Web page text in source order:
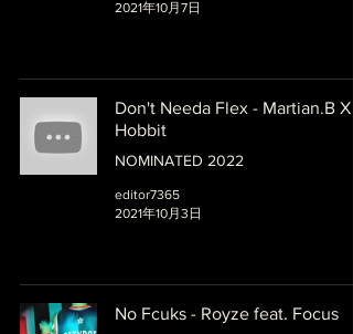
2021年10月7日
Don't Needa Flex - Martian.B X
Hobbit
NOMINATED 2022
editor7365
2021年10月3日
No Fcuks - Royze feat. Focus